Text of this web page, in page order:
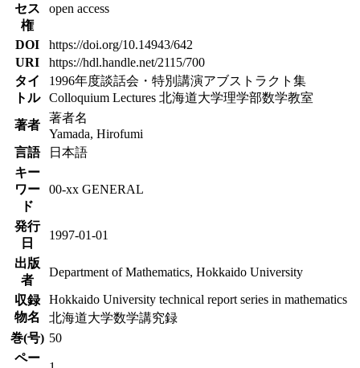
セス
権
open access
DOI
https://doi.org/10.14943/642
URI
https://hdl.handle.net/2115/700
タイ
トル
1996年度談話会・特別講演アブストラクト集
Colloquium Lectures 北海道大学理学部数学教室
著者
著者名
Yamada, Hirofumi
言語
日本語
キー
ワー
ド
00-xx GENERAL
発行
日
1997-01-01
出版
者
Department of Mathematics, Hokkaido University
収録
物名
Hokkaido University technical report series in mathematics
北海道大学数学講究録
巻(号) 50
ペー